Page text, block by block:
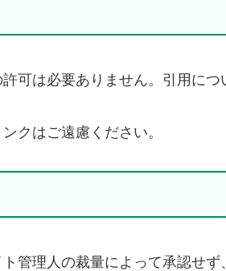
可は必要ありません。引用に
クはご遠慮ください。
管理人の裁量によって承認せず